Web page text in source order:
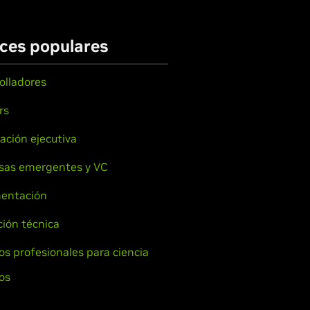
populares
ejecutiva
emergentes y VC
técnica
profesionales para ciencia